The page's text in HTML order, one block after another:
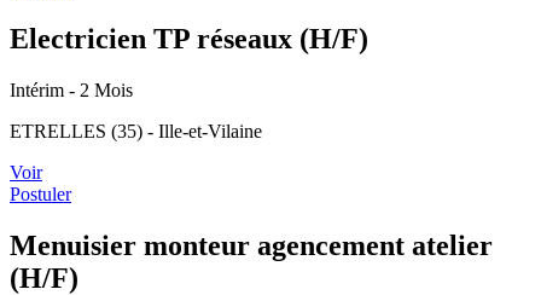
Electricien TP réseaux (H/F)
Intérim - 2 Mois
ETRELLES (35) - Ille-et-Vilaine
Voir
Postuler
Menuisier monteur agencement atelier
(H/F)